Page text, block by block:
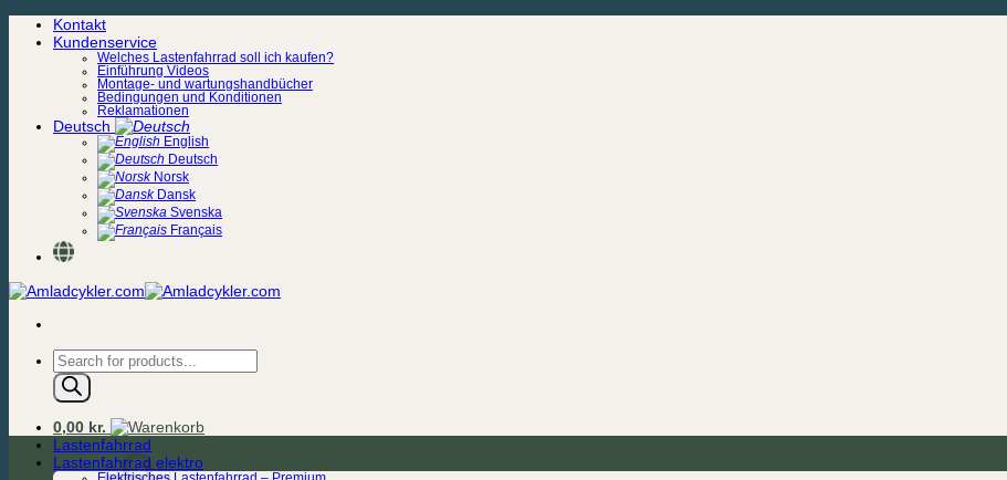
Zum
Inhalt
Kontakt
Kundenservice
Welches Lastenfahrrad soll ich kaufen?
Einführung Videos
Montage- und wartungshandbücher
Bedingungen und Konditionen
Reklamationen
Deutsch
English
Deutsch
Norsk
Dansk
Svenska
Français
Products
search
0,00 kr.
Lastenfahrrad
Lastenfahrrad elektro